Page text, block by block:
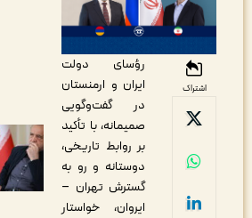
رؤسای دولت
ایران و ارمنستان
در گفت‌وگویی
صمیمانه، با تأکید
بر روابط تاریخی،
دوستانه و رو به
گسترش تهران –
ایروان، خواستار